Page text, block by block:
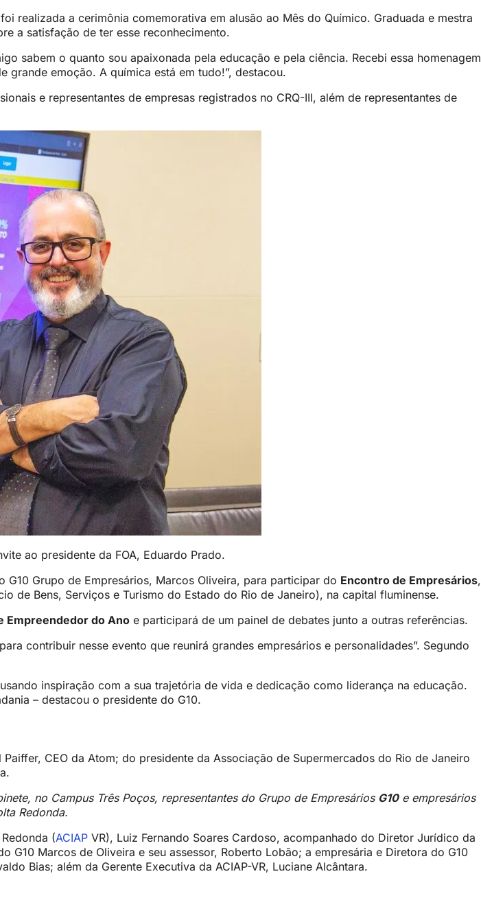
realizada a cerimônia comemorativa em alusão ao Mês do Químico. Graduada e mestra
a satisfação de ter esse reconhecimento.
sabem o quanto sou apaixonada pela educação e pela ciência. Recebi essa homenagem
emoção. A química está em tudo!”, destacou.
e representantes de empresas registrados no CRQ-III, além de representantes de
ao presidente da FOA, Eduardo Prado.
Grupo de Empresários, Marcos Oliveira, para participar do Encontro de Empresários,
de Bens, Serviços e Turismo do Estado do Rio de Janeiro), na capital fluminense.
Empreendedor do Ano e participará de um painel de debates junto a outras referências.
contribuir nesse evento que reunirá grandes empresários e personalidades”. Segundo
inspiração com a sua trajetória de vida e dedicação como liderança na educação.
– destacou o presidente do G10.
CEO da Atom; do presidente da Associação de Supermercados do Rio de Janeiro
no Campus Três Poços, representantes do Grupo de Empresários G10e empresários
Redonda.
(ACIAP VR), Luiz Fernando Soares Cardoso, acompanhado do Diretor Jurídico da
Marcos de Oliveira e seu assessor, Roberto Lobão; a empresária e Diretora do G10
Bias; além da Gerente Executiva da ACIAP-VR, Luciane Alcântara.